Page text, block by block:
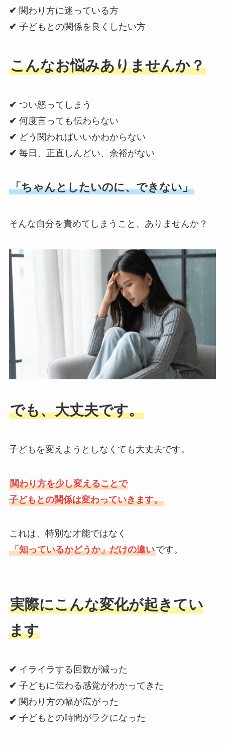
✔ 関わり方に迷っている方
✔ 子どもとの関係を良くしたい方
こんなお悩みありませんか？
✔ つい怒ってしまう
✔ 何度言っても伝わらない
✔ どう関わればいいかわからない
✔ 毎日、正直しんどい、余裕がない
「ちゃんとしたいのに、できない」
そんな自分を責めてしまうこと、ありませんか？
でも、大丈夫です。
子どもを変えようとしなくても大丈夫です。
関わり方を少し変えることで
子どもとの関係は変わっていきます。
これは、特別な才能ではなく
「知っているかどうか」だけの違いです。
実際にこんな変化が起きてい
ます
✔ イライラする回数が減った
✔ 子どもに伝わる感覚がわかってきた
✔ 関わり方の幅が広がった
✔ 子どもとの時間がラクになった